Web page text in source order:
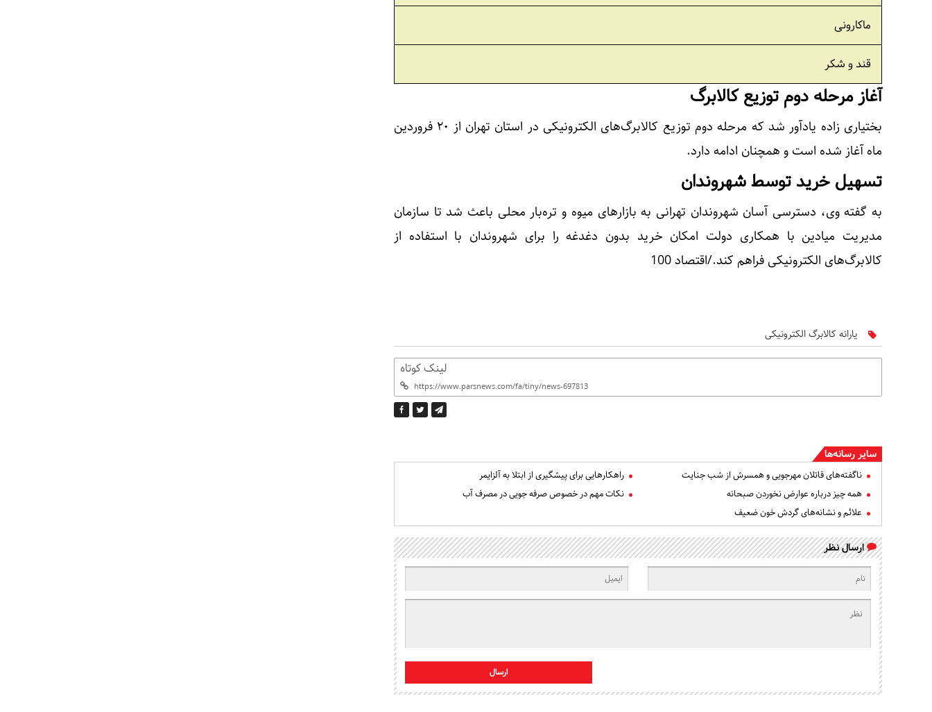
ماکارونی
قند و شکر
آغاز مرحله دوم توزیع کالابرگ
بختیاری زاده یادآور شد که مرحله دوم توزیع کالابرگ‌های الکترونیکی در استان تهران از ۲۰ فروردین
ماه آغاز شده است و همچنان ادامه دارد.
تسهیل خرید توسط شهروندان
به گفته وی، دسترسی آسان شهروندان تهرانی به بازارهای میوه و تره‌بار محلی باعث شد تا سازمان
مدیریت میادین با همکاری دولت امکان خرید بدون دغدغه را برای شهروندان با استفاده از
کالابرگ‌های الکترونیکی فراهم کند./اقتصاد 100
یارانه کالابرگ الکترونیکی
لینک کوتاه
سایر رسانه‌ها
ناگفته‌های قاتلان مهرجویی و همسرش از شب جنایت
راهکارهایی برای پیشگیری از ابتلا به آلزایمر
همه چیز درباره عوارض نخوردن صبحانه
نکات مهم در خصوص صرفه جویی در مصرف آب
علائم و نشانه‌های گردش خون ضعیف
ارسال نظر
ارسال